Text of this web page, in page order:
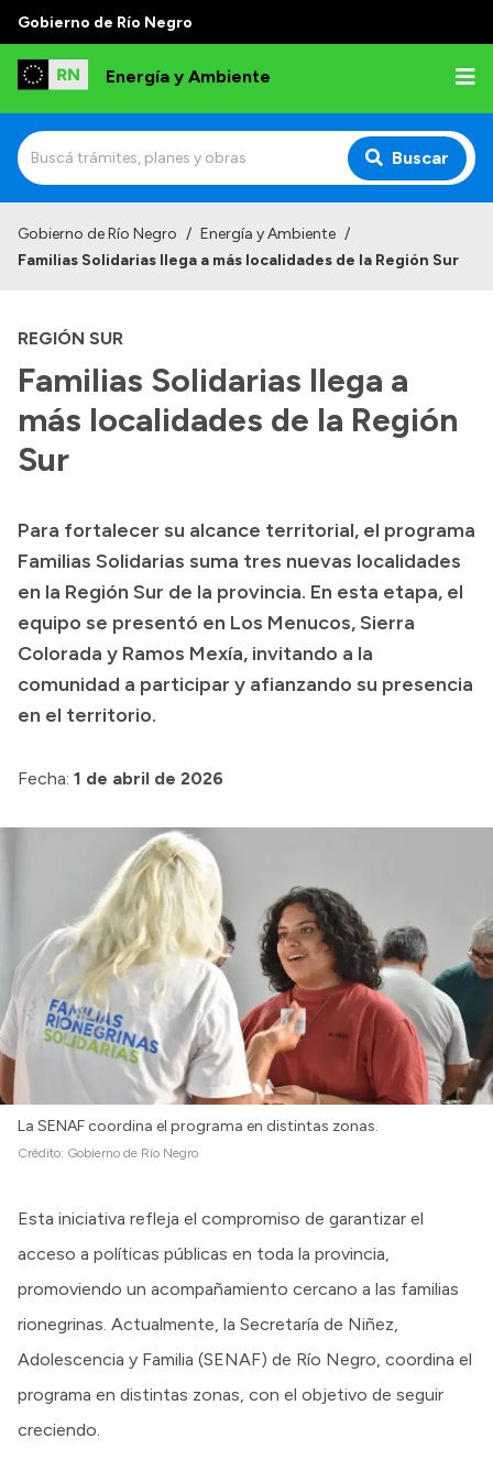
Gobierno de Río Negro
Energía y Ambiente
Buscar
Misión
Normativa
Reportes
Transparencia
Presupuesto
Boletín Oficial
Compras y licitaciones
Consulta de expedientes
Consulta de pago a proveedores
Intranet
Gobierno de Río Negro / Energía y Ambiente /
Familias Solidarias llega a más localidades de la Región Sur
REGIÓN SUR
Familias Solidarias llega a
más localidades de la Región
Sur
Para fortalecer su alcance territorial, el programa
Familias Solidarias suma tres nuevas localidades
en la Región Sur de la provincia. En esta etapa, el
equipo se presentó en Los Menucos, Sierra
Colorada y Ramos Mexía, invitando a la
comunidad a participar y afianzando su presencia
en el territorio.
Fecha: 1 de abril de 2026
La SENAF coordina el programa en distintas zonas.
Crédito: Gobierno de Río Negro
Esta iniciativa refleja el compromiso de garantizar el
acceso a políticas públicas en toda la provincia,
promoviendo un acompañamiento cercano a las familias
rionegrinas. Actualmente, la Secretaría de Niñez,
Adolescencia y Familia (SENAF) de Río Negro, coordina el
programa en distintas zonas, con el objetivo de seguir
creciendo.